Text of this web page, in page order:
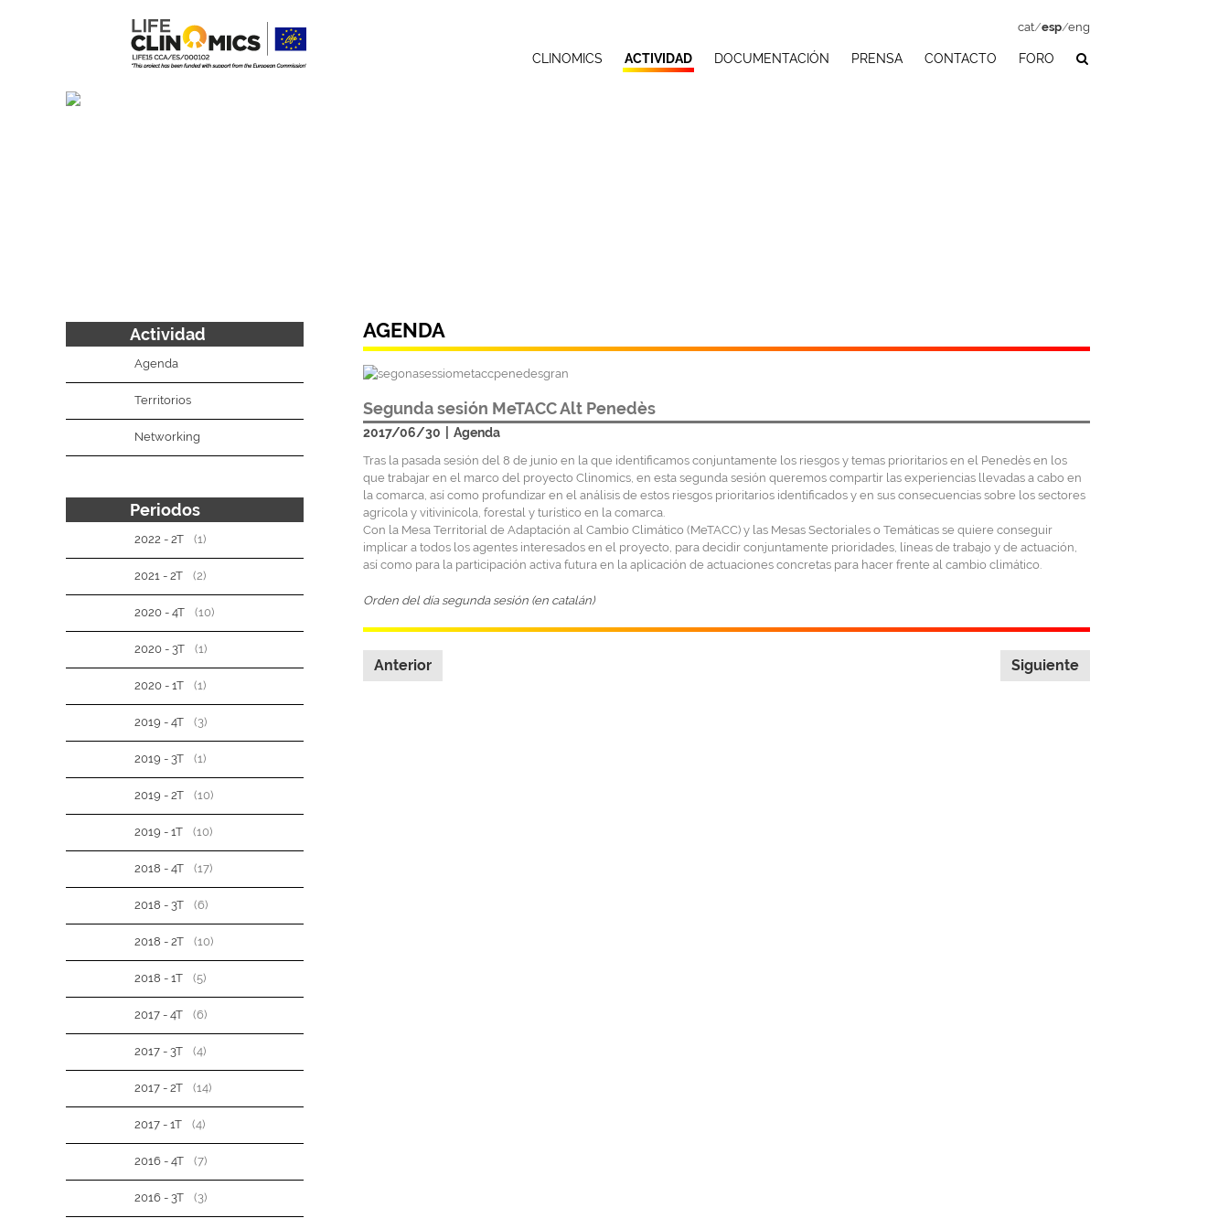
cat/esp/eng
CLINOMICS ACTIVIDAD DOCUMENTACIÓN PRENSA CONTACTO FORO
AGENDA
Segunda sesión MeTACC Alt Penedès
2017/06/30 Agenda
Tras la pasada sesión del 8 de junio en la que identificamos conjuntamente los riesgos y temas prioritarios en el Penedès en los
que trabajar en el marco del proyecto Clinomics, en esta segunda sesión queremos compartir las experiencias llevadas a cabo en
la comarca, así como profundizar en el análisis de estos riesgos prioritarios identificados y en sus consecuencias sobre los sectores
agrícola y vitivinícola, forestal y turístico en la comarca.
Con la Mesa Territorial de Adaptación al Cambio Climático (MeTACC) y las Mesas Sectoriales o Temáticas se quiere conseguir
implicar a todos los agentes interesados ​​en el proyecto, para decidir conjuntamente prioridades, líneas de trabajo y de actuación,
así como para la participación activa futura en la aplicación de actuaciones concretas para hacer frente al cambio climático.
Orden del día segunda sesión (en catalán)
Anterior Siguiente
Actividad
Agenda
Territorios
Networking
Periodos
2022 - 2T (1)
2021 - 2T (2)
2020 - 4T (10)
2020 - 3T (1)
2020 - 1T (1)
2019 - 4T (3)
2019 - 3T (1)
2019 - 2T (10)
2019 - 1T (10)
2018 - 4T (17)
2018 - 3T (6)
2018 - 2T (10)
2018 - 1T (5)
2017 - 4T (6)
2017 - 3T (4)
2017 - 2T (14)
2017 - 1T (4)
2016 - 4T (7)
2016 - 3T (3)